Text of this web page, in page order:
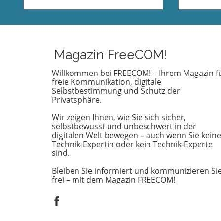
ständig weiter, besonders im
Entwicklungen betrifft die ICO
(Information Commissioner's
Office) im Vereinigten Königreich,
die neue Verpflichtungen für
Beschwerden im Bereich des
Datenschutzes eingeführt hat.
Diese Regelungen zielen darauf ab,
den Beschwerdeprozess zu
optimieren und sicherzustellen,
dass Anfragen zur
Datenverarbeitung effizient und
Dies ist von großer Bedeutung, da
jeder Einzelne in der heutigen
digitalen Welt mit
Datenschutzfragen konfrontiert
nicht
einer
Kosten
Magazin FreeCOM!
Willkommen bei FREECOM! – Ihrem Magazin
freie Kommunikation, digitale
Selbstbestimmung und Schutz der
Privatsphäre.
Wir zeigen Ihnen, wie Sie sich sicher,
selbstbewusst und unbeschwert in der
digitalen Welt bewegen – auch wenn Sie keine
Technik-Expertin oder kein Technik-Experte
sind.
Bleiben Sie informiert und kommunizieren
frei – mit dem Magazin FREECOM!